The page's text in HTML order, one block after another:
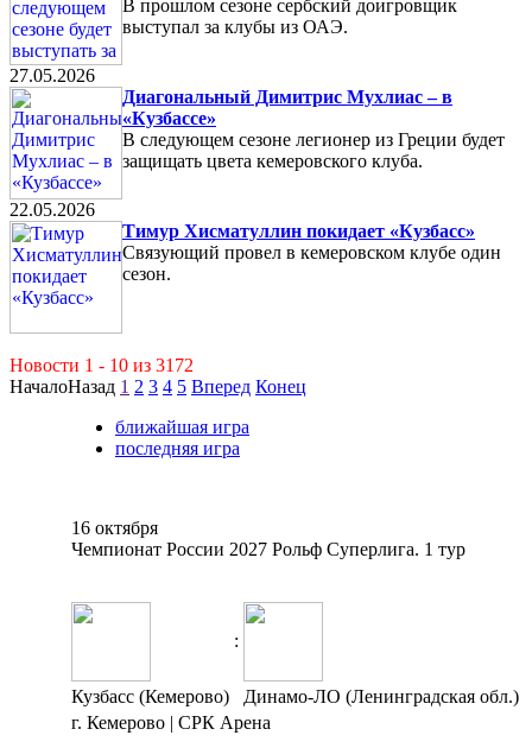
В прошлом сезоне сербский доигровщик
выступал за клубы из ОАЭ.
27.05.2026
Диагональный Димитрис Мухлиас – в
«Кузбассе»
В следующем сезоне легионер из Греции будет
защищать цвета кемеровского клуба.
22.05.2026
Тимур Хисматуллин покидает «Кузбасс»
Связующий провел в кемеровском клубе один
сезон.
Новости 1 - 10 из 3172
НачалоНазад 1 2 3 4 5 Вперед Конец
ближайшая игра
последняя игра
16 октября
Чемпионат России 2027 Рольф Суперлига. 1 тур
:
Кузбасс (Кемерово)
Динамо-ЛО (Ленинградская обл.)
г. Кемерово | СРК Арена